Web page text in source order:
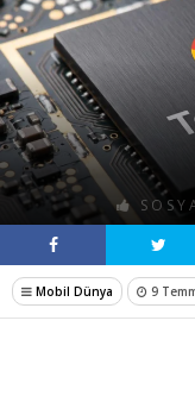
Mobil Dünya 9